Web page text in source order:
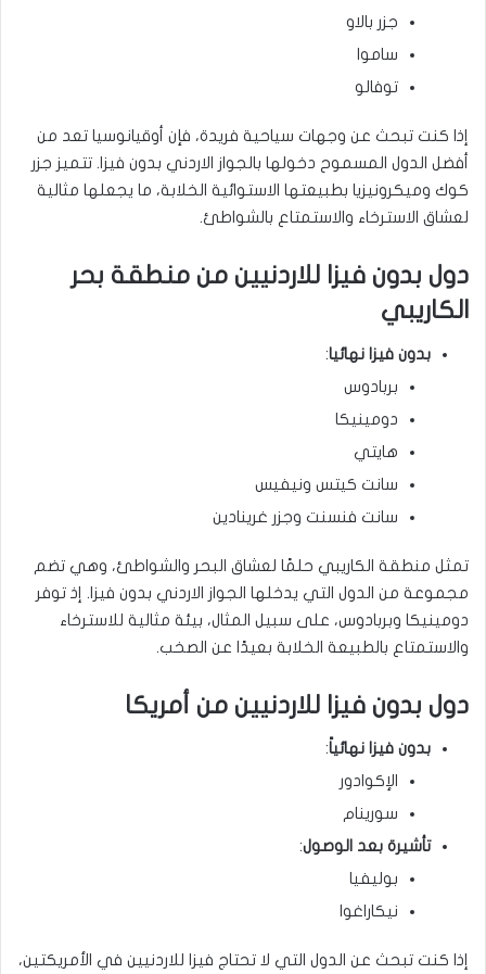
جزر بالاو
ساموا
توفالو
إذا كنت تبحث عن وجهات سياحية فريدة، فإن أوقيانوسيا تعد من
أفضل الدول المسموح دخولها بالجواز الاردني بدون فيزا. تتميز جزر
كوك وميكرونيزيا بطبيعتها الاستوائية الخلابة، ما يجعلها مثالية
لعشاق الاسترخاء والاستمتاع بالشواطئ.
دول بدون فيزا للاردنيين من منطقة بحر
الكاريبي
بدون فيزا نهائيا:
بربادوس
دومينيكا
هايتي
سانت كيتس ونيفيس
سانت فنسنت وجزر غرينادين
تمثل منطقة الكاريبي حلمًا لعشاق البحر والشواطئ، وهي تضم
مجموعة من الدول التي يدخلها الجواز الاردني بدون فيزا. إذ توفر
دومينيكا وبربادوس، على سبيل المثال، بيئة مثالية للاسترخاء
والاستمتاع بالطبيعة الخلابة بعيدًا عن الصخب.
دول بدون فيزا للاردنيين من أمريكا
بدون فيزا نهائياً:
الإكوادور
سورينام
تأشيرة بعد الوصول:
بوليفيا
نيكاراغوا
إذا كنت تبحث عن الدول التي لا تحتاج فيزا للاردنيين في الأمريكتين،